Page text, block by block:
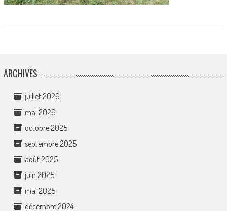
ARCHIVES
juillet 2026
mai 2026
octobre 2025
septembre 2025
août 2025
juin 2025
mai 2025
décembre 2024